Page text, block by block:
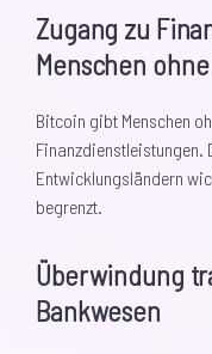
Zugang zu
Menschen
Bitcoin gibt Menschen
Finanzdienstleistungen.
Entwicklungsländern
begrenzt.
Überwindung
Bankwesen